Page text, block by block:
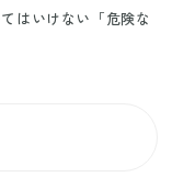
はいけない「危険な